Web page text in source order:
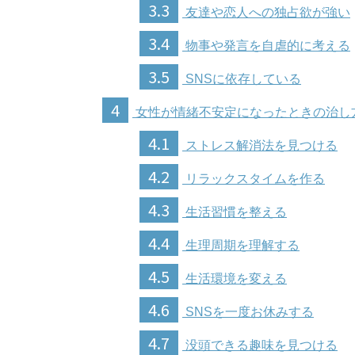
3.3 友達や恋人への独占欲が強い
3.4 物事や発言を自虐的に考える
3.5 SNSに依存している
4 女性が情緒不安定になったときの治し
4.1 ストレス解消法を見つける
4.2 リラックスタイムを作る
4.3 生活習慣を整える
4.4 生理周期を理解する
4.5 生活環境を変える
4.6 SNSを一度お休みする
4.7 没頭できる趣味を見つける